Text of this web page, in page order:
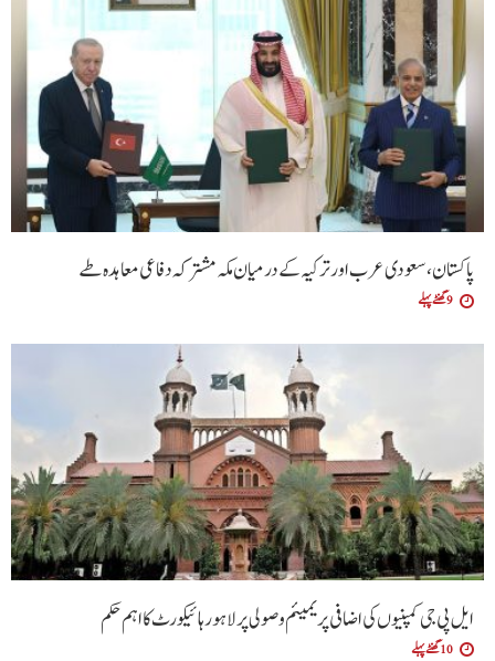
پاکستان، سعودی عرب اور ترکیہ کے درمیان مکہ مشترکہ دفاعی معاہدہ طے
9 گھنٹے پہلے
ایل پی جی کمپنیوں کی اضافی پریمیئم وصولی پر لاہور ہائیکورٹ کا اہم حکم
10 گھنٹے پہلے